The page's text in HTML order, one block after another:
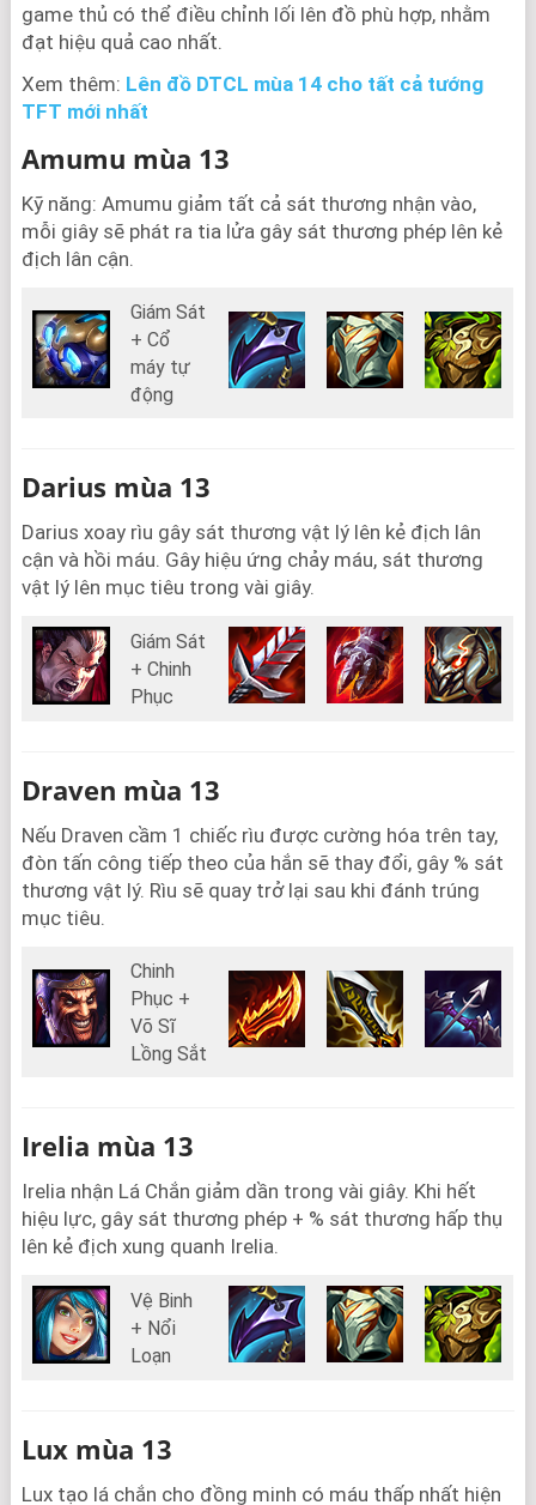
game thủ có thể điều chỉnh lối lên đồ phù hợp, nhằm
đạt hiệu quả cao nhất.
Xem thêm: Lên đồ DTCL mùa 14 cho tất cả tướng
TFT mới nhất
Amumu mùa 13
Kỹ năng: Amumu giảm tất cả sát thương nhận vào,
mỗi giây sẽ phát ra tia lửa gây sát thương phép lên kẻ
địch lân cận.
Giám Sát
+ Cổ
máy tự
động
Darius mùa 13
Darius xoay rìu gây sát thương vật lý lên kẻ địch lân
cận và hồi máu. Gây hiệu ứng chảy máu, sát thương
vật lý lên mục tiêu trong vài giây.
Giám Sát
+ Chinh
Phục
Draven mùa 13
Nếu Draven cầm 1 chiếc rìu được cường hóa trên tay,
đòn tấn công tiếp theo của hắn sẽ thay đổi, gây % sát
thương vật lý. Rìu sẽ quay trở lại sau khi đánh trúng
mục tiêu.
Chinh
Phục +
Võ Sĩ
Lồng Sắt
Irelia mùa 13
Irelia nhận Lá Chắn giảm dần trong vài giây. Khi hết
hiệu lực, gây sát thương phép + % sát thương hấp thụ
lên kẻ địch xung quanh Irelia.
Vệ Binh
+ Nổi
Loạn
Lux mùa 13
Lux tạo lá chắn cho đồng minh có máu thấp nhất hiện